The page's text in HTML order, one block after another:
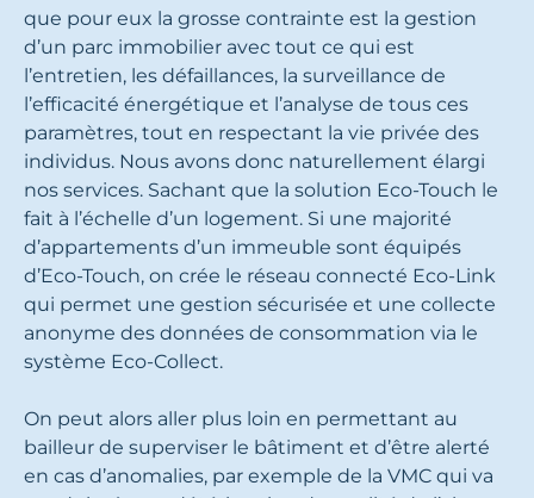
que pour eux la grosse contrainte est la gestion
d’un parc immobilier avec tout ce qui est
l’entretien, les défaillances, la surveillance de
l’efficacité énergétique et l’analyse de tous ces
paramètres, tout en respectant la vie privée des
individus. Nous avons donc naturellement élargi
nos services. Sachant que la solution Eco-Touch le
fait à l’échelle d’un logement. Si une majorité
d’appartements d’un immeuble sont équipés
d’Eco-Touch, on crée le réseau connecté Eco-Link
qui permet une gestion sécurisée et une collecte
anonyme des données de consommation via le
système Eco-Collect.
On peut alors aller plus loin en permettant au
bailleur de superviser le bâtiment et d’être alerté
en cas d’anomalies, par exemple de la VMC qui va